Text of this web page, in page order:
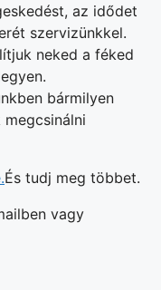
az idődet
szervizünkkel.
neked a féked
bármilyen
És tudj meg többet.
vagy